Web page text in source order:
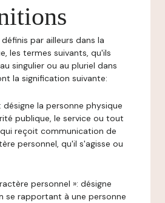
par ailleurs dans la
les termes suivants, qu'ils
singulier ou au pluriel dans
la signification suivante:
désigne la personne physique
publique, le service ou tout
reçoit communication de
personnel, qu'il s'agisse ou
personnel »: désigne
se rapportant à une personne